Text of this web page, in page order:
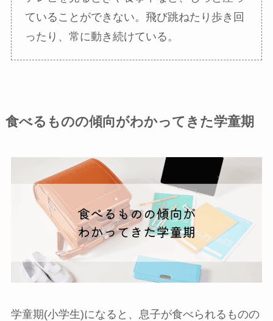
ていることができない。飛び跳ねたり歩き回
ったり、常に動き続けている。
食べるものの傾向がわかってきた学童期
学童期(小学生)になると、息子が食べられるものの